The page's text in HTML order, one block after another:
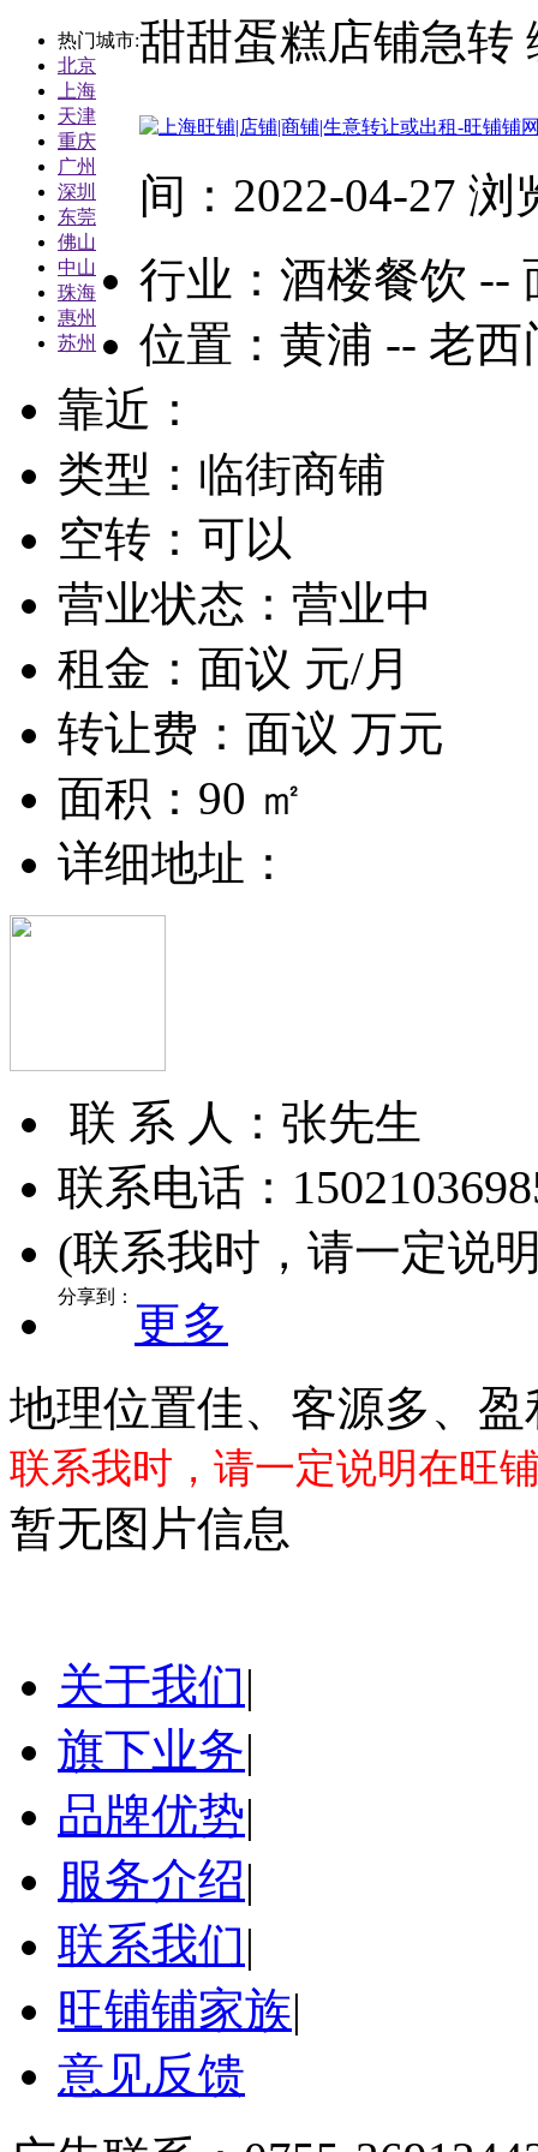
热门城市:
北京
上海
天津
重庆
广州
深圳
东莞
佛山
中山
珠海
惠州
苏州
甜甜蛋糕店铺急转
间：2022-04-27 浏
行业： 酒楼餐饮 --
位置：黄浦 -- 老西
靠近：
类型：临街商铺
空转：可以
营业状态：营业中
租金： 面议 元/月
转让费： 面议 万元
面积：90 ㎡
详细地址：
联 系 人： 张先生
联系电话：
(联系我时，请一定说
分享到：
更多
地理位置佳、客源多、盈
联系我时，请一定说明在旺
暂无图片信息
关于我们|
旗下业务|
品牌优势|
服务介绍|
联系我们|
旺铺铺家族|
意见反馈